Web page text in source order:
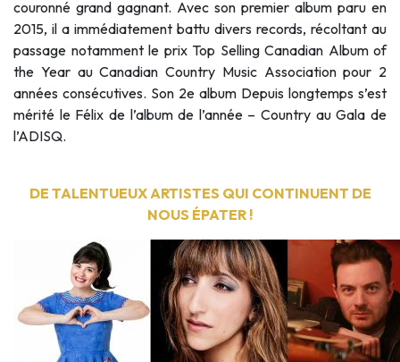
couronné grand gagnant. Avec son premier album paru en
2015, il a immédiatement battu divers records, récoltant au
passage notamment le prix Top Selling Canadian Album of
the Year au Canadian Country Music Association pour 2
années consécutives. Son 2e album Depuis longtemps s’est
mérité le Félix de l’album de l’année – Country au Gala de
l’ADISQ.
DE TALENTUEUX ARTISTES QUI CONTINUENT DE
NOUS ÉPATER !